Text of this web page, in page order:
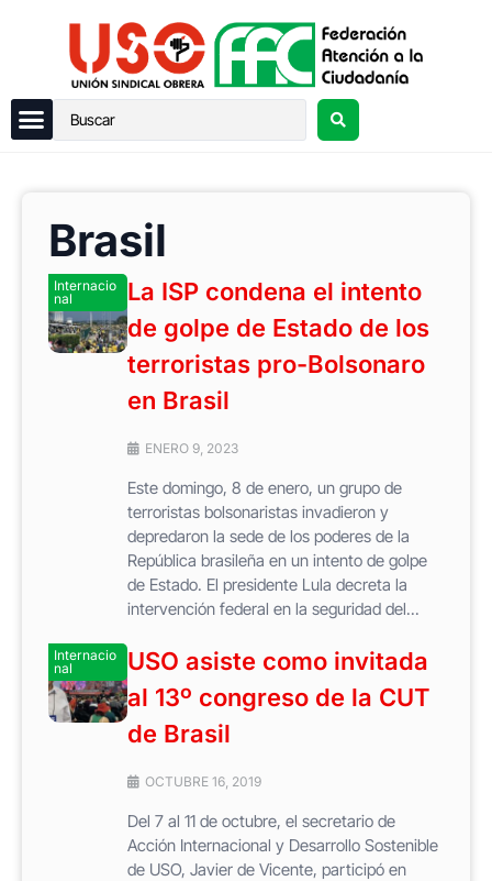
Brasil
Internacio
nal
La ISP condena el intento
de golpe de Estado de los
terroristas pro-Bolsonaro
en Brasil
ENERO 9, 2023
Este domingo, 8 de enero, un grupo de
terroristas bolsonaristas invadieron y
depredaron la sede de los poderes de la
República brasileña en un intento de golpe
de Estado. El presidente Lula decreta la
intervención federal en la seguridad del...
Internacio
nal
USO asiste como invitada
al 13º congreso de la CUT
de Brasil
OCTUBRE 16, 2019
Del 7 al 11 de octubre, el secretario de
Acción Internacional y Desarrollo Sostenible
de USO, Javier de Vicente, participó en